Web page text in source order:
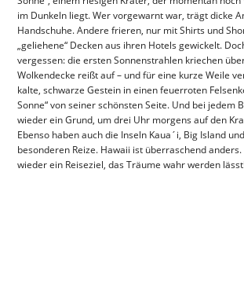
im Dunkeln liegt. Wer vorgewarnt war, trägt dicke
Handschuhe. Andere frieren, nur mit Shirts und
„geliehene“ Decken aus ihren Hotels gewickelt.
vergessen: die ersten Sonnenstrahlen kriechen
Wolkendecke reißt auf – und für eine kurze Weile
kalte, schwarze Gestein in einen feuerroten
Sonne“ von seiner schönsten Seite. Und bei jedem
wieder ein Grund, um drei Uhr morgens auf den
Ebenso haben auch die Inseln Kaua´i, Big Island
besonderen Reize. Hawaii ist überraschend
wieder ein Reiseziel, das Träume wahr werden